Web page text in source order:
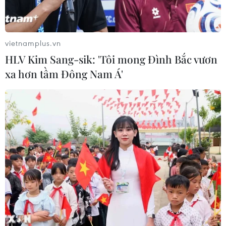
Quân đội Hàn Quốc thông tin thêm về vụ
phóng mới của Triều Tiên
23/12/2022 10:47
Quân đội Hàn Quốc cho biết hai tên lửa của Triều Tiên
được phóng từ khu vực Sunan ở Bình Nhưỡng vào lúc
16h32 (giờ địa phương) và bay được các quãng đường
dài lần lượt 250km và 350km.
vietnamplus.vn
HLV Kim Sang-sik: 'Tôi mong Đình Bắc vươn
xa hơn tầm Đông Nam Á'